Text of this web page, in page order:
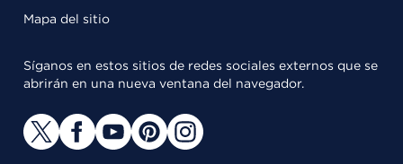
Mapa del sitio
Síganos en estos sitios de redes sociales externos que se
abrirán en una nueva ventana del navegador.